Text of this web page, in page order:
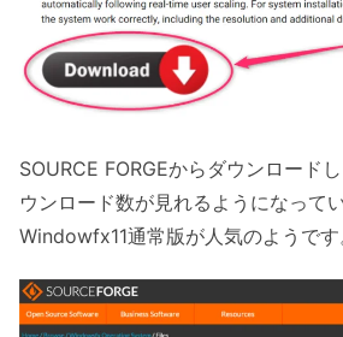
SOURCE FORGEからダウンロード
ウンロード数が見れるようになって
Windowfx11通常版が人気のようです